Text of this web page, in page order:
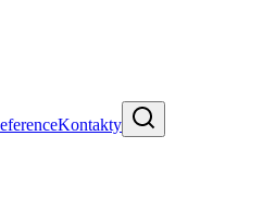
Kontakty